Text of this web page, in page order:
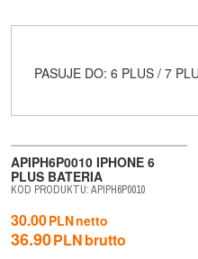
PASUJE DO: 6 PLUS / 7
APIPH6P0010 IPHONE 6
PLUS BATERIA
KOD PRODUKTU:APIPH6P0010
30.00PLNnetto
36.90PLNbrutto